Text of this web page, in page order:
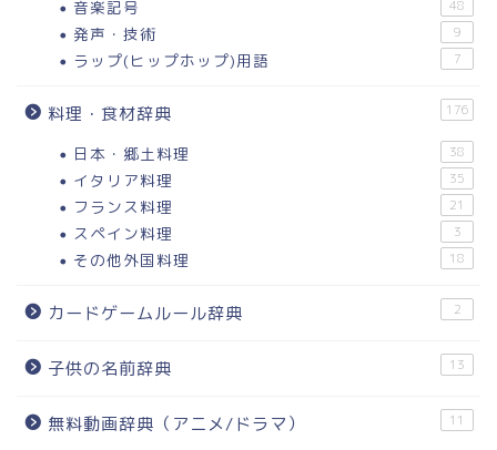
音楽記号 48
発声・技術 9
ラップ(ヒップホップ)用語 7
料理・食材辞典 176
日本・郷土料理 38
イタリア料理 35
フランス料理 21
スペイン料理 3
その他外国料理 18
カードゲームルール辞典 2
子供の名前辞典 13
無料動画辞典（アニメ/ドラマ） 11